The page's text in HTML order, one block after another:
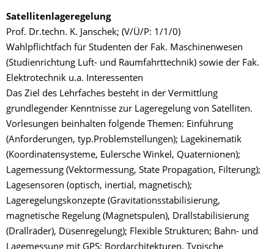
Satellitenlageregelung
Prof. Dr.techn. K. Janschek; (V/Ü/P: 1/1/0)
Wahlpflichtfach für Studenten der Fak. Maschinenwesen
(Studienrichtung Luft- und Raumfahrttechnik) sowie der Fak.
Elektrotechnik u.a. Interessenten
Das Ziel des Lehrfaches besteht in der Vermittlung
grundlegender Kenntnisse zur Lageregelung von Satelliten.
Vorlesungen beinhalten folgende Themen: Einführung
(Anforderungen, typ.Problemstellungen); Lagekinematik
(Koordinatensysteme, Eulersche Winkel, Quaternionen);
Lagemessung (Vektormessung, State Propagation, Filterung);
Lagesensoren (optisch, inertial, magnetisch);
Lageregelungskonzepte (Gravitationsstabilisierung,
magnetische Regelung (Magnetspulen), Drallstabilisierung
(Drallräder), Düsenregelung); Flexible Strukturen; Bahn- und